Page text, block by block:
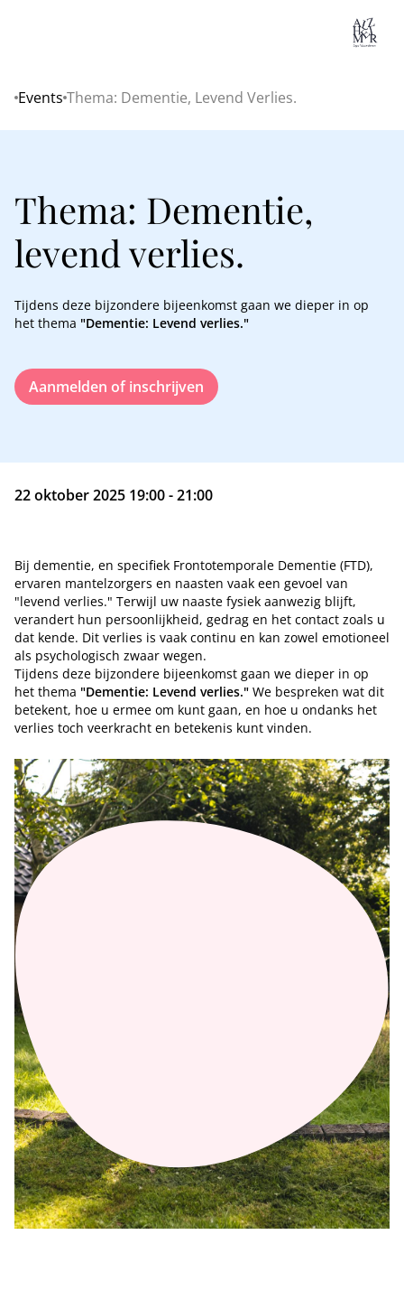
Home
Events Thema: Dementie, Levend Verlies.
Thema: Dementie,
levend verlies.
Tijdens deze bijzondere bijeenkomst gaan we dieper in op
het thema "Dementie: Levend verlies."
Aanmelden of inschrijven
22 oktober 2025 19:00 - 21:00
Bij dementie, en specifiek Frontotemporale Dementie (FTD),
ervaren mantelzorgers en naasten vaak een gevoel van
"levend verlies." Terwijl uw naaste fysiek aanwezig blijft,
verandert hun persoonlijkheid, gedrag en het contact zoals u
dat kende. Dit verlies is vaak continu en kan zowel emotioneel
als psychologisch zwaar wegen.
Tijdens deze bijzondere bijeenkomst gaan we dieper in op
het thema "Dementie: Levend verlies." We bespreken wat dit
betekent, hoe u ermee om kunt gaan, en hoe u ondanks het
verlies toch veerkracht en betekenis kunt vinden.